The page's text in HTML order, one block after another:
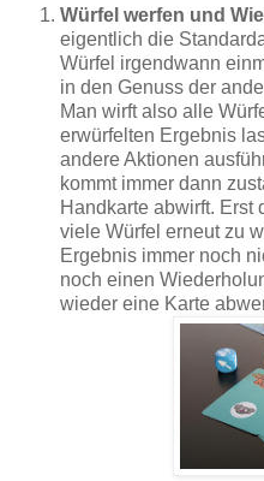
Würfel werfen und
eigentlich die
Würfel irgendwann
in den Genuss der
Man wirft also alle
erwürfelten Ergebnis
andere Aktionen
kommt immer dann
Handkarte abwirft. Erst
viele Würfel erneut zu
Ergebnis immer noch
noch einen
wieder eine Karte